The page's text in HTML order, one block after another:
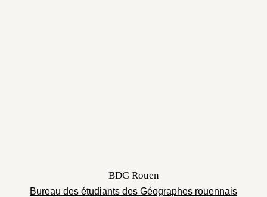
BDG Rouen
Bureau des étudiants des Géographes rouennais